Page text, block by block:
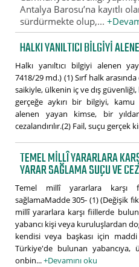
Antalya Barosu’na kayıtlı
sürdürmekte olup,...
HALKI YANILTICI BILGIYI
Halkı yanıltıcı bilgiyi alenen
7418/29 md.) (1) Sırf halk
saikiyle, ülkenin iç ve dış
gerçeğe aykırı bir bilgiyi, kamu
alenen yayan kimse, bir
cezalandırılır.(2) Fail, suçu gerçek
TEMEL MILLÎ YARARLARA
YARAR SAĞLAMA SUÇU VE
Temel millî yararlara karşı
sağlamaMadde 305- (1) (Değişik
millî yararlara karşı fiillerde
yabancı kişi veya kuruluşlardan
kendisi veya başkası için
Türkiye'de bulunan
onbin...+Devamını oku